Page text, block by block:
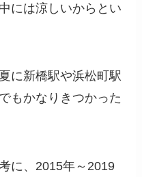
には涼しいからとい
に新橋駅や浜松町駅
もかなりきつかった
に、2015年～2019